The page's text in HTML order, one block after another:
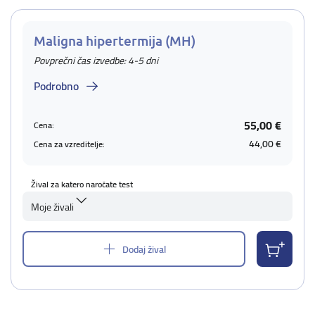
Maligna hipertermija (MH)
Povprečni čas izvedbe: 4-5 dni
Podrobno
Cena: 55,00 €
Cena za vzreditelje: 44,00 €
Žival za katero naročate test
Moje živali
Dodaj žival